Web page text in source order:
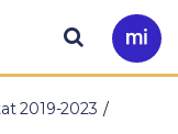
Ir
a
Buscar
2019-2023